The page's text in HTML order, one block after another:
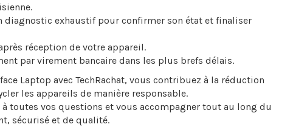
diagnostic exhaustif pour confirmer son état et finaliser
réception de votre appareil.
par virement bancaire dans les plus brefs délais.
Laptop avec TechRachat, vous contribuez à la réduction
les appareils de manière responsable.
toutes vos questions et vous accompagner tout au long du
sécurisé et de qualité.